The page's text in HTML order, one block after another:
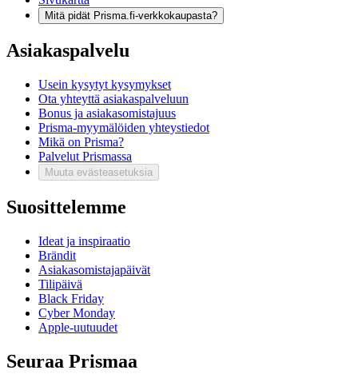
Mitä pidät Prisma.fi-verkkokaupasta?
Asiakaspalvelu
Usein kysytyt kysymykset
Ota yhteyttä asiakaspalveluun
Bonus ja asiakasomistajuus
Prisma-myymälöiden yhteystiedot
Mikä on Prisma?
Palvelut Prismassa
Muuta evästeasetuksia
Suosittelemme
Ideat ja inspiraatio
Brändit
Asiakasomistajapäivät
Tilipäivä
Black Friday
Cyber Monday
Apple-uutuudet
Seuraa Prismaa